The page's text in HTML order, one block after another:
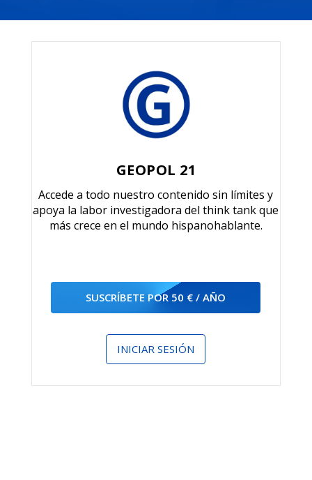
GEOPOL 21
Accede a todo nuestro contenido sin límites y
apoya la labor investigadora del think tank que
más crece en el mundo hispanohablante.
SUSCRÍBETE POR 50 € / AÑO
INICIAR SESIÓN